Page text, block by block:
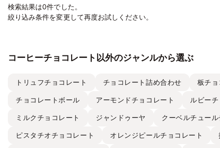
検索結果は0件でした。
絞り込み条件を変更して再度お試しください。
コーヒーチョコレート以外のジャンルから選ぶ
トリュフチョコレート チョコレート詰め合わせ 板チ
チョコレートボール アーモンドチョコレート ルビー
ミルクチョコレート ジャンドゥーヤ クーベルチュー
ピスタチオチョコレート オレンジピールチョコレート